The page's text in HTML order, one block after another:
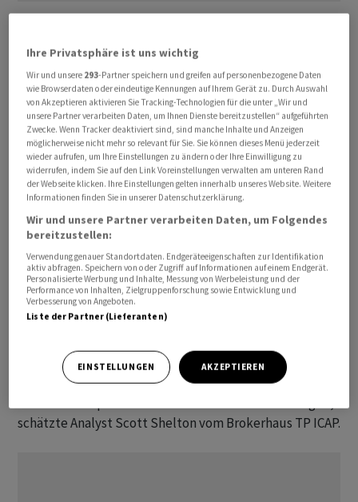
von Hormus in zweiter Nacht in Folge Ziele in der
Islamischen Republik bombardiert. Irans
Revolutionsgarden griffen nach eigenen Angaben im
Gegenzug erneut US-Stützpunkte in den beiden mit
Washington verbündeten Golfstaaten Kuwait und
Bahrain an. US-Präsident Donald Trump drohte dem
Iran noch heftigere Angriffe an. Die US-Attacken seien
Vergeltungsmassnahmen für vom Iran beschossene
Schiffe, schrieb er auf der Plattform Truth Social.
Die erneute Eskalation im Nahost-Konflikt hat den
globalen Energiemarkt in dieser Woche aufgeschreckt.
Im Zentrum der Spannungen steht die Strasse von
Hormus, die die Öl- und Gas-Produzenten am
Persischen Golf mit den Weltmärkten verbindet. Die
Handelsschiffe attackiert worden waren. Sollten die
Meeresstrasse erneut vollständig geschlossen werden,
schätzte Analyst Scott Shelton vom Brokerhaus TP ICAP.
Ihre Privatsphäre ist uns wichtig
Wir und unsere 293-Partner speichern und greifen auf personenbezogene Daten
wie Browserdaten oder eindeutige Kennungen auf Ihrem Gerät zu. Durch Auswahl
von Akzeptieren aktivieren Sie Tracking-Technologien für die unter „Wir und
unsere Partner verarbeiten Daten, um Ihnen Dienste bereitzustellen“ aufgeführten
Zwecke. Wenn Tracker deaktiviert sind, sind manche Inhalte und Anzeigen
möglicherweise nicht mehr so relevant für Sie. Sie können dieses Menü jederzeit
wieder aufrufen, um Ihre Einstellungen zu ändern oder Ihre Einwilligung zu
widerrufen, indem Sie auf den Link Voreinstellungen verwalten am unteren Rand
der Webseite klicken. Ihre Einstellungen gelten innerhalb unseres Website. Weitere
Informationen finden Sie in unserer Datenschutzerklärung.
Wir und unsere Partner verarbeiten Daten, um Folgendes
bereitzustellen:
Verwendung genauer Standortdaten. Endgeräteeigenschaften zur Identifikation
aktiv abfragen. Speichern von oder Zugriff auf Informationen auf einem Endgerät.
Personalisierte Werbung und Inhalte, Messung von Werbeleistung und der
Performance von Inhalten, Zielgruppenforschung sowie Entwicklung und
Verbesserung von Angeboten.
Liste der Partner (Lieferanten)
EINSTELLUNGEN AKZEPTIEREN